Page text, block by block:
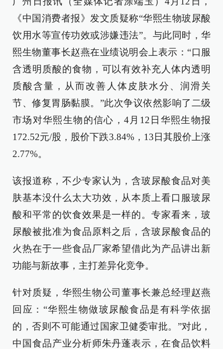
《中国消费者报》发文质疑称“华熙生物玻尿酸
饮用水等宣传功效或涉嫌违法”。与此同时，华
熙生物董事长赵燕在业绩说明会上表示：“口服
含透明质酸的食物，可以有效补充人体内透明
质酸含量，从而改善人体皮肤水分、润滑关
节、修复胃肠黏膜。”此次争议依然影响了二级
市场对华熙生物的信心，4月12日华熙生物报
172.52元/股，股价下跌3.84%，13日其股价上涨
2.77%。
该报道称，不少专家认为，含玻尿酸食品对美
肤基本没什么太大功效，从本质上看口服玻尿
酸和平常的饮食效果是一样的。专家看来，玻
尿酸被批准为食品原料之后，含玻尿酸食品的
火热在于一些食品厂家希望借此为产品讲出新
功能与新故事，主打差异化竞争。
针对质疑，华熙生物公司董事长兼总经理赵燕
回应：“华熙生物做玻尿酸食品是有科学依据
的，否则不可能通过国家卫健委审批。”对此，
中国食品产业分析师朱丹蓬表示，在食品饮料